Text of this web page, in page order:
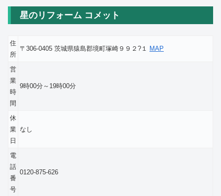
星のリフォーム コメット
住
所
〒306-0405 茨城県猿島郡境町塚崎９９２?１ MAP
営
業
時
間
9時00分～19時00分
休
業
日
なし
電
話
番
号
0120-875-626